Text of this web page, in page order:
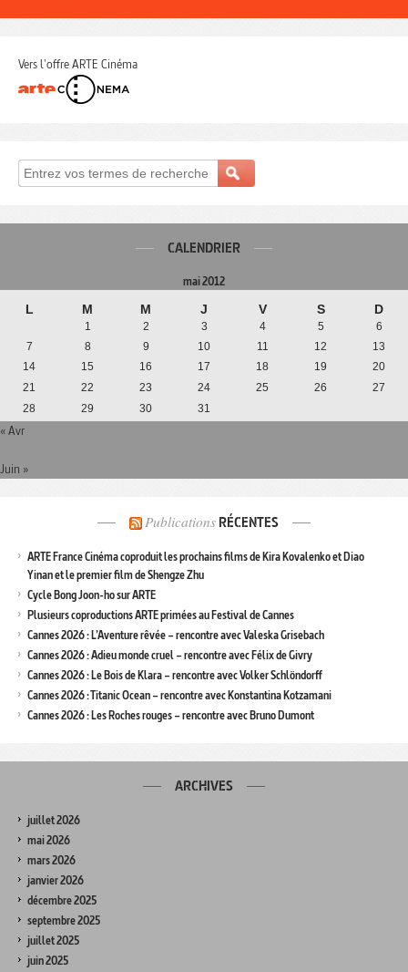
Vers l'offre ARTE Cinéma
CALENDRIER
mai 2012
L M M J V S D
1 2 3 4 5
6
7
8 9 10 11 12
13
14
15 16 17 18 19
20
21
22 23 24 25 26
27
28
29 30 31
« Avr
Juin »
Publications RÉCENTES
ARTE France Cinéma coproduit les prochains films de Kira Kovalenko et Diao
Yinan et le premier film de Shengze Zhu
Cycle Bong Joon-ho sur ARTE
Plusieurs coproductions ARTE primées au Festival de Cannes
Cannes 2026 : L’Aventure rêvée – rencontre avec Valeska Grisebach
Cannes 2026 : Adieu monde cruel – rencontre avec Félix de Givry
Cannes 2026 : Le Bois de Klara – rencontre avec Volker Schlöndorff
Cannes 2026 : Titanic Ocean – rencontre avec Konstantina Kotzamani
Cannes 2026 : Les Roches rouges – rencontre avec Bruno Dumont
ARCHIVES
juillet 2026
mai 2026
mars 2026
janvier 2026
décembre 2025
septembre 2025
juillet 2025
juin 2025